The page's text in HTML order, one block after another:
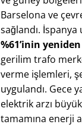
Barselona ve
sağlandı​.
%61’inin
gerilim trafo
verme işlemleri,
uygulandı. Gece
elektrik arzı
tamamına enerji